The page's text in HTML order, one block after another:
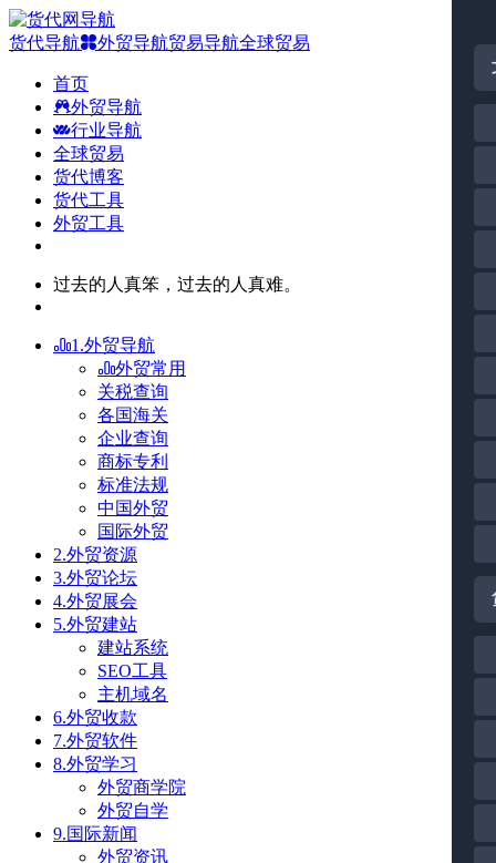
货代导航 外贸导航贸易导航全球贸易
首页
外贸导航
行业导航
全球贸易
货代博客
货代工具
外贸工具
过去的人真笨，过去的人真难。
1.外贸导航
外贸常用
关税查询
各国海关
企业查询
商标专利
标准法规
中国外贸
国际外贸
2.外贸资源
3.外贸论坛
4.外贸展会
5.外贸建站
建站系统
SEO工具
主机域名
6.外贸收款
7.外贸软件
8.外贸学习
外贸商学院
外贸自学
9.国际新闻
外贸资讯